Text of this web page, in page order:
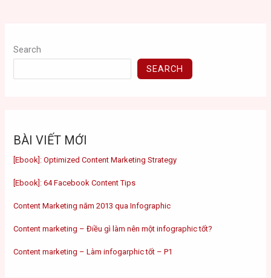
Search
SEARCH
BÀI VIẾT MỚI
[Ebook]: Optimized Content Marketing Strategy
[Ebook]: 64 Facebook Content Tips
Content Marketing năm 2013 qua Infographic
Content marketing – Điều gì làm nên một infographic tốt?
Content marketing – Làm infogarphic tốt – P1